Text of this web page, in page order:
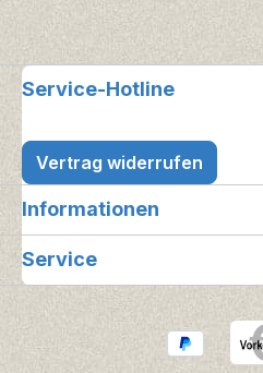
Service-Hotline
Vertrag widerrufen
Informationen
Service